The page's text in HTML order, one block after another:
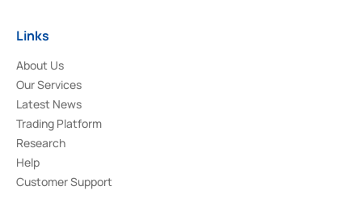
Links
About Us
Our Services
Latest News
Trading Platform
Research
Help
Customer Support